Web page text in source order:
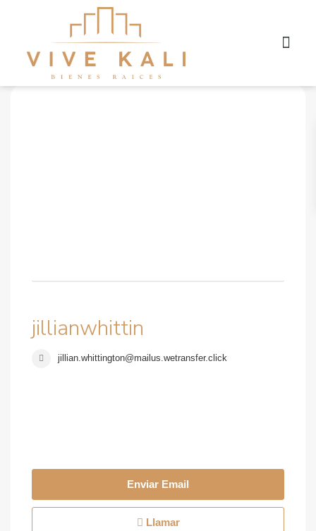
Búsqueda avanzada
jillianwhittin
jillian.whittington@mailus.wetransfer.click
Enviar Email
Llamar